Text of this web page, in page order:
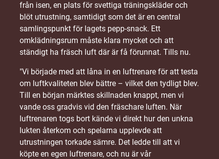
från isen, en plats för svettiga träningskläder och
blöt utrustning, samtidigt som det är en central
samlingspunkt för lagets pepp-snack. Ett
omklädningsrum måste klara mycket och att
ständigt ha fräsch luft där är få förunnat. Tills nu.
"Vi började med att låna in en luftrenare för att testa
om luftkvaliteten blev bättre – vilket den tydligt blev.
Till en början märktes skillnaden knappt, men vi
vande oss gradvis vid den fräschare luften. När
luftrenaren togs bort kände vi direkt hur den unkna
lukten återkom och spelarna upplevde att
utrustningen torkade sämre. Det ledde till att vi
köpte en egen luftrenare, och nu är vår